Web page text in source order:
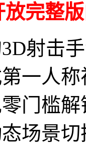
放完整
射击
一人
门槛
场景